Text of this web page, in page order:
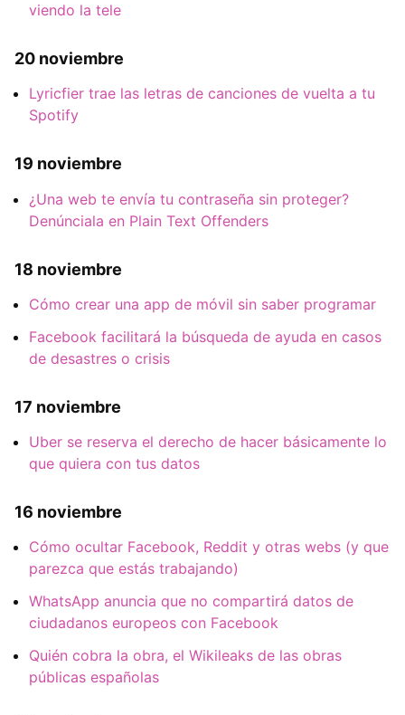
viendo la tele
20 noviembre
Lyricfier trae las letras de canciones de vuelta a tu
Spotify
19 noviembre
¿Una web te envía tu contraseña sin proteger?
Denúnciala en Plain Text Offenders
18 noviembre
Cómo crear una app de móvil sin saber programar
Facebook facilitará la búsqueda de ayuda en casos
de desastres o crisis
17 noviembre
Uber se reserva el derecho de hacer básicamente lo
que quiera con tus datos
16 noviembre
Cómo ocultar Facebook, Reddit y otras webs (y que
parezca que estás trabajando)
WhatsApp anuncia que no compartirá datos de
ciudadanos europeos con Facebook
Quién cobra la obra, el Wikileaks de las obras
públicas españolas